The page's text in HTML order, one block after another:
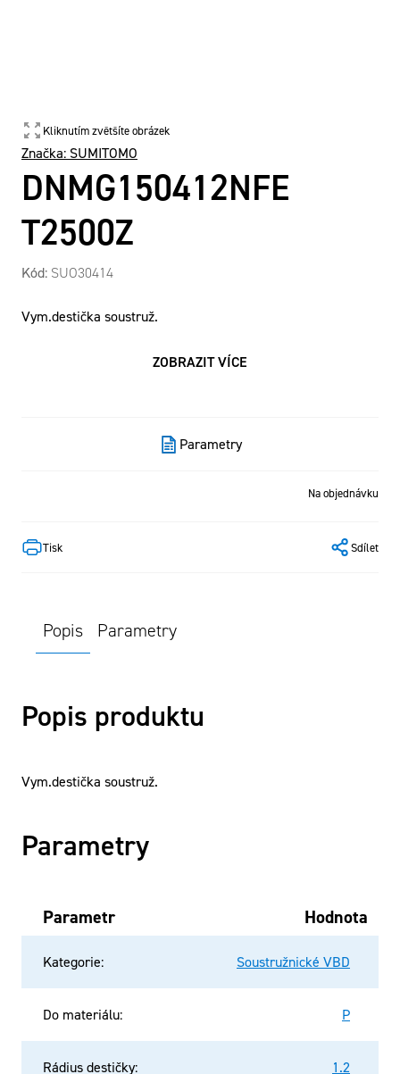
Kliknutím zvětšíte obrázek
DNMG150412NFE
T2500Z
Značka: SUMITOMO
Kód: SUO30414
Vym.destička soustruž.
ZOBRAZIT VÍCE
Tisk Sdílet
Na objednávku
Parametry
Popis Parametry
Popis produktu
Vym.destička soustruž.
Parametry
Parametr Hodnota
Kategorie: Soustružnické VBD
Do materiálu: P
Rádius destičky: 1.2